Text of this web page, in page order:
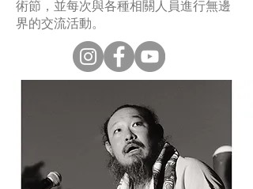
術節，並每次與各種相關人員進行無邊
界的交流活動。